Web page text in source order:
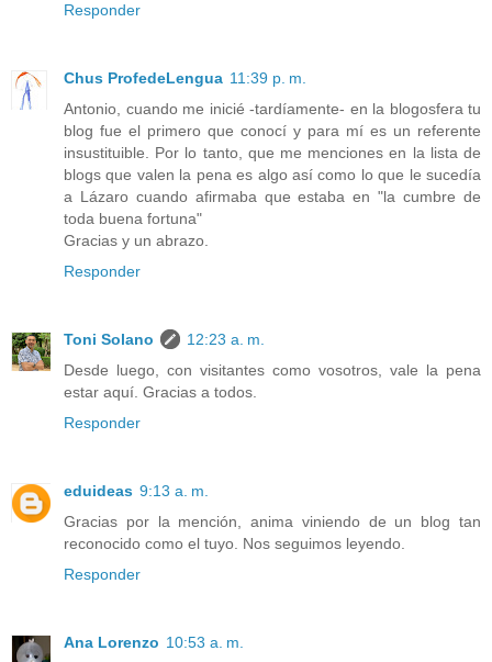
Responder
Chus ProfedeLengua 11:39 p. m.
Antonio, cuando me inicié -tardíamente- en la blogosfera tu
blog fue el primero que conocí y para mí es un referente
insustituible. Por lo tanto, que me menciones en la lista de
blogs que valen la pena es algo así como lo que le sucedía
a Lázaro cuando afirmaba que estaba en "la cumbre de
toda buena fortuna"
Gracias y un abrazo.
Responder
Toni Solano
12:23 a. m.
Desde luego, con visitantes como vosotros, vale la pena
estar aquí. Gracias a todos.
Responder
eduideas 9:13 a. m.
Gracias por la mención, anima viniendo de un blog tan
reconocido como el tuyo. Nos seguimos leyendo.
Responder
Ana Lorenzo 10:53 a. m.